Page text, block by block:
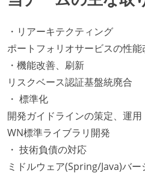
・リアーキテクティング
ポートフォリオサービスの性能
・機能改善、刷新
リスクベース認証基盤統廃合
・ 標準化
開発ガイドラインの策定、運用
WN標準ライブラリ開発
・ 技術負債の対応
ミドルウェア(Spring/Java)バ